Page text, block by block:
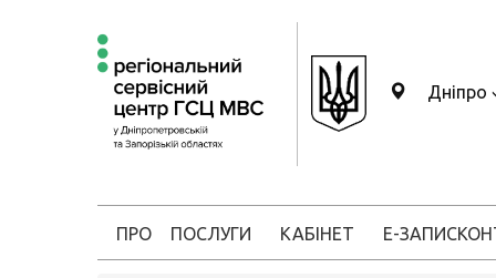
Дніпро
ПРО ПОСЛУГИ КАБІНЕТ Е-ЗАПИС